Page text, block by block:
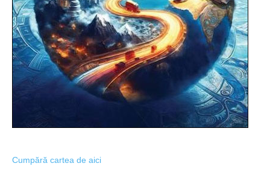
Cumpără cartea de aici